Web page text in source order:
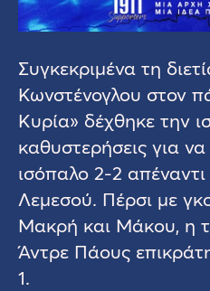
Συγκεκριμένα τη
Κωνστένογλου στον
Κυρία» δέχθηκε την
καθυστερήσεις για
ισόπαλο 2-2
Λεμεσού. Πέρσι με
Μακρή και Μάκου, η
Άντρε Πάους
1.